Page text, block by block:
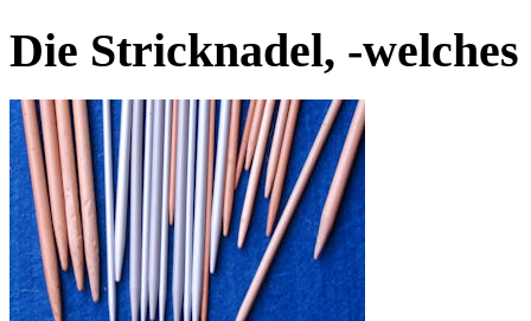
Die Stricknadel, -